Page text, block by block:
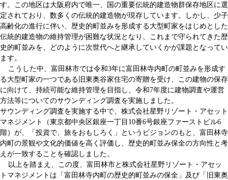
す。この地区は大阪府内で唯一、国の重要伝統的建造物群保存地区に選
定されており、数多くの伝統的建造物が現存しています。しかし、少子
高齢化の進行に伴い、歴史的町並みを形成する大型町家をはじめとした
伝統的建造物の維持管理が困難な状況となり、これまで守られてきた歴
史的町並みを、どのように次世代へと継承していくかが課題となってい
ます。
こうした中、富田林市では令和3年に富田林寺内町の町並みを形成す
る大型町家の一つである旧東奥谷家住宅の寄贈を受け、この建物の保存
に向けて、持続可能な維持管理を目指し、令和7年度に建物調査や運営
方法等についてのサウンディング調査を実施しました。
サウンディング調査を実施する中で、株式会社星野リゾート・アセット
マネジメント（東京都中央区銀座一丁目10番6号銀座ファーストビル6
階）が、「投資で、旅をおもしろく」というビジョンのもと、富田林寺
内町の景観や文化的価値を高く評価し、歴史的町並み保全の方向性と考
えが一致することを確認しました。
以上を踏まえ、この度、富田林市と株式会社星野リゾート・アセッ
トマネジメントは「富田林寺内町の歴史的町並みの保全」及び「旧東奥